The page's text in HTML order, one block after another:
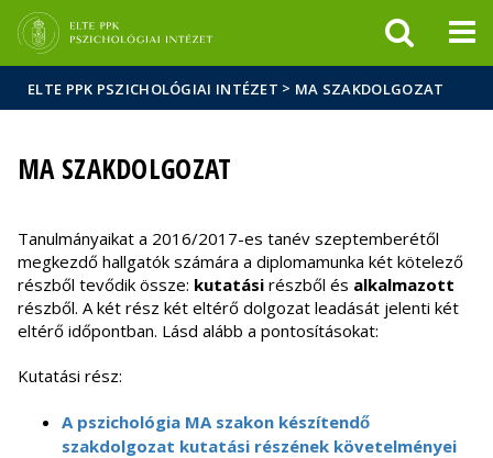
sajtóban
ELTE PPK PSZICHOLÓGIAI INTÉZET > MA SZAKDOLGOZAT
MA SZAKDOLGOZAT
Tanulmányaikat a 2016/2017-es tanév szeptemberétől
megkezdő hallgatók számára a diplomamunka két kötelező
részből tevődik össze: kutatási részből és alkalmazott
részből. A két rész két eltérő dolgozat leadását jelenti két
eltérő időpontban. Lásd alább a pontosításokat:
Kutatási rész:
A pszichológia MA szakon készítendő
szakdolgozat kutatási részének követelményei